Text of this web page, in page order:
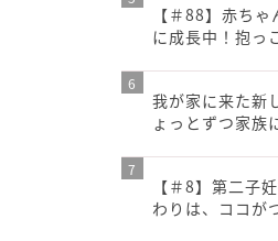
【＃88】赤ち
に成長中！抱っ
我が家に来た新
ょっとずつ家族
【＃8】第二子
わりは、ココが